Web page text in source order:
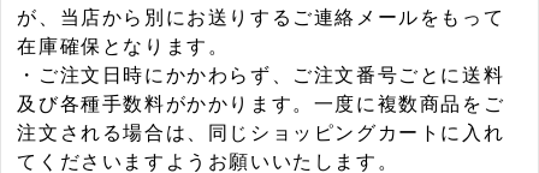
が、当店から別にお送りするご連絡メールをもって
在庫確保となります。
・ご注文日時にかかわらず、ご注文番号ごとに送料
及び各種手数料がかかります。一度に複数商品をご
注文される場合は、同じショッピングカートに入れ
てくださいますようお願いいたします。